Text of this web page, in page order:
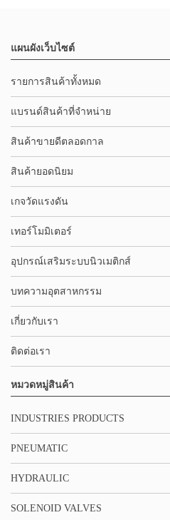
แผนผังเว็บไซต์
รายการสินค้าทั้งหมด
แบรนด์สินค้าที่จำหน่าย
สินค้าขายดีตลอดกาล
สินค้ายอดนิยม
เกจวัดแรงดัน
เทอร์โมมิเตอร์
อุปกรณ์เสริมระบบนิวเมติกส์
บทความอุตสาหกรรม
เกี่ยวกับเรา
ติดต่อเรา
หมวดหมู่สินค้า
INDUSTRIES PRODUCTS
PNEUMATIC
HYDRAULIC
SOLENOID VALVES